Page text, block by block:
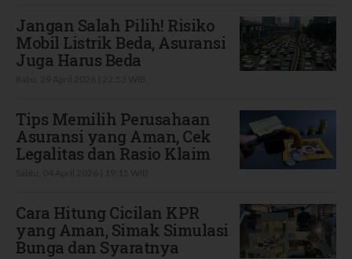
Jangan Salah Pilih! Risiko
Mobil Listrik Beda, Asuransi
Juga Harus Beda
Tips Memilih Perusahaan
Asuransi yang Aman, Cek
Legalitas dan Rasio Klaim
Cara Hitung Cicilan KPR
yang Aman, Simak Simulasi
Bunga dan Syaratnya